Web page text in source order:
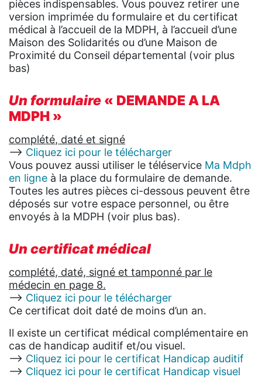
pièces indispensables. Vous pouvez retirer une
version imprimée du formulaire et du certificat
médical à l’accueil de la MDPH, à l’accueil d’une
Maison des Solidarités ou d’une Maison de
Proximité du Conseil départemental (voir plus
bas)
Un formulaire « DEMANDE A LA
MDPH »
complété, daté et signé
—> Cliquez ici pour le télécharger
Vous pouvez aussi utiliser le téléservice Ma Mdph
en ligne à la place du formulaire de demande.
Toutes les autres pièces ci-dessous peuvent être
déposés sur votre espace personnel, ou être
envoyés à la MDPH (voir plus bas).
Un certificat médical
complété, daté, signé et tamponné par le
médecin en page 8.
—-> Cliquez ici pour le télécharger
Ce certificat doit daté de moins d’un an.
Il existe un certificat médical complémentaire en
cas de handicap auditif et/ou visuel.
—> Cliquez ici pour le certificat Handicap auditif
—> Cliquez ici pour le certificat Handicap visuel